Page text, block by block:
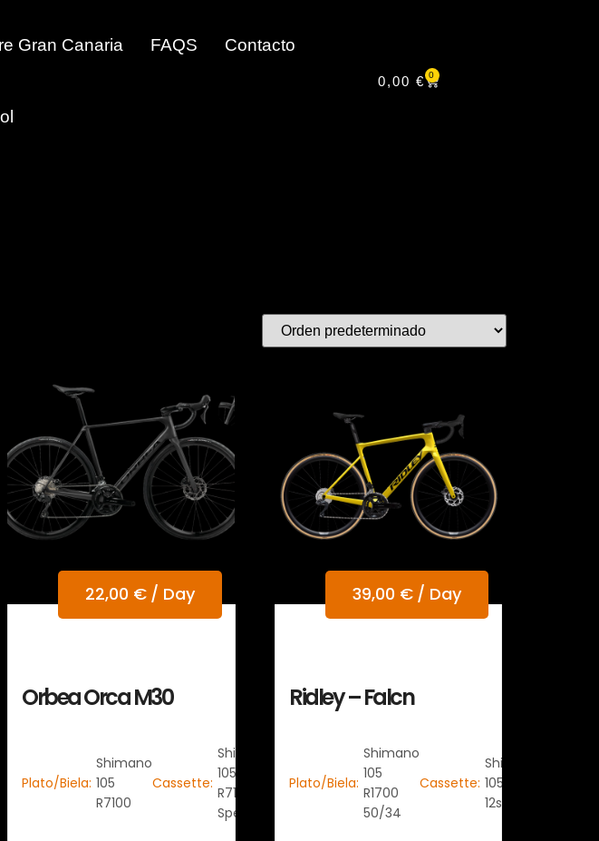
Gran Canaria FAQS Contacto
0,00€ 0
22,00 € / Day
Orbea Orca M30
Plato/Biela:
Shimano
105
R7100
Cassette:
Shimano
105
R7100 12
Speed
39,00 € / Day
Ridley – Falcn
Plato/Biela:
Shimano
105
R1700
50/34
Cassette:
Shimano
105R7100
12s 11/34